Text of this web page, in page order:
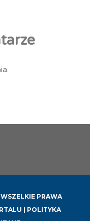
PRAWA
POLITYKA